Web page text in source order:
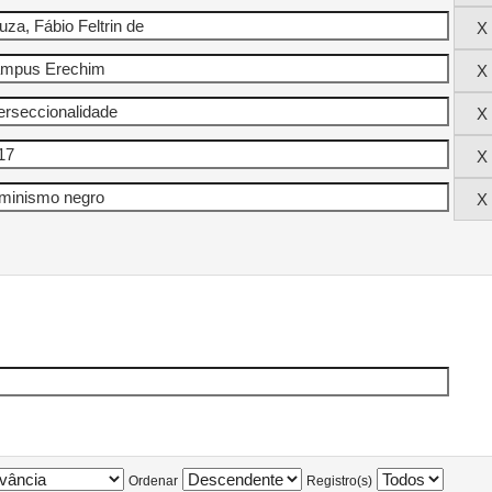
Ordenar Registro(s)